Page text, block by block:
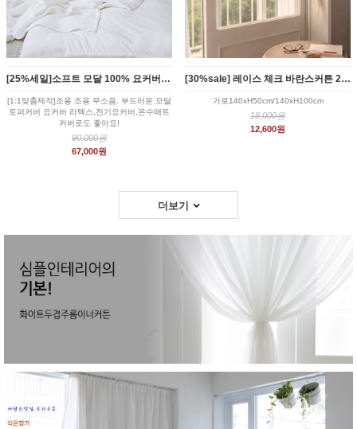
[25%세일]소프트 모달 100% 요커버 토퍼커버
[1:1맞춤제작]조용 조용 무소음. 부드러운 모달
토퍼커버 요커버 라텍스,전기요커버,온수매트
커버로도 좋아요!
90,000원
67,000원
[30%sale] 레이스 체크 바란스커튼 2size
가로140xH50cm/140xH100cm
18,000원
12,600원
더보기